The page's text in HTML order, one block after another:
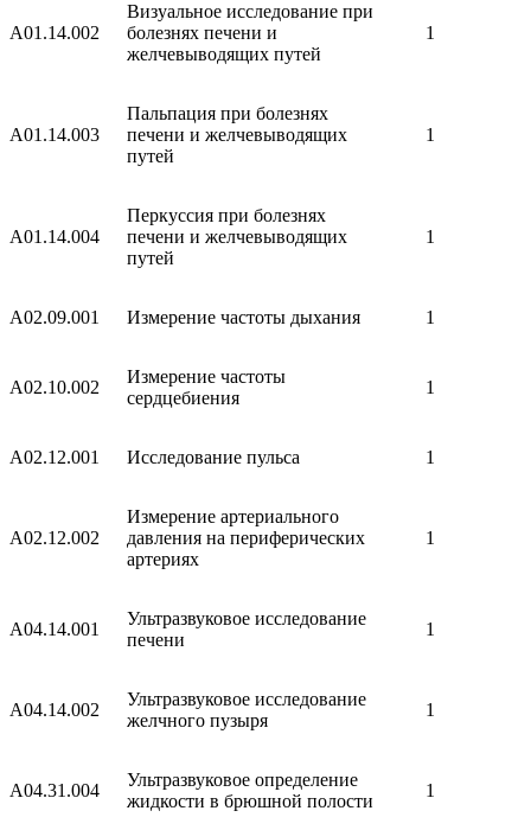
A01.14.002
Визуальное исследование при
болезнях печени и
желчевыводящих путей
1
A01.14.003
Пальпация при болезнях
печени и желчевыводящих
путей
1
A01.14.004
Перкуссия при болезнях
печени и желчевыводящих
путей
1
A02.09.001 Измерение частоты дыхания 1
A02.10.002
Измерение частоты
сердцебиения
1
A02.12.001 Исследование пульса 1
A02.12.002
Измерение артериального
давления на периферических
артериях
1
A04.14.001
Ультразвуковое исследование
печени
1
A04.14.002
Ультразвуковое исследование
желчного пузыря
1
A04.31.004
Ультразвуковое определение
жидкости в брюшной полости
1